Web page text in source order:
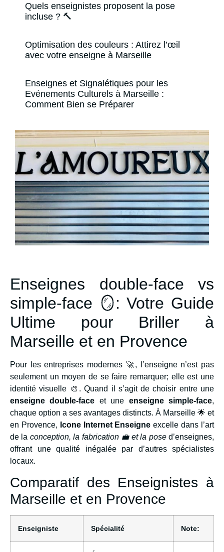
Quels enseignistes proposent la pose
incluse ? 🔨
Optimisation des couleurs : Attirez l’œil
avec votre enseigne à Marseille
Enseignes et Signalétiques pour les
Evénements Culturels à Marseille :
Comment Bien se Préparer
Enseignes double-face vs
simple-face 🪞: Votre Guide
Ultime pour Briller à
Marseille et en Provence
Pour les entreprises modernes 🚀, l’enseigne n’est pas
seulement un moyen de se faire remarquer; elle est une
identité visuelle 🎨. Quand il s’agit de choisir entre une
enseigne double-face et une enseigne simple-face,
chaque option a ses avantages distincts. À Marseille 🌟 et
en Provence, Icone Internet Enseigne excelle dans l’art
de la conception, la fabrication 💼 et la posed’enseignes,
offrant une qualité inégalée par d’autres spécialistes
locaux.
Comparatif des Enseignistes à
Marseille et en Provence
Enseigniste Spécialité Note: